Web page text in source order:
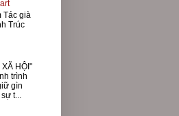
Tác già
Trúc
HỘI"
trình
gìn
t...